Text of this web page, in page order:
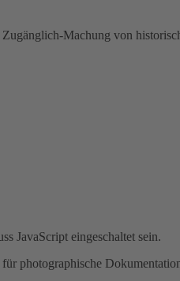
Machung von
JavaScript eingeschaltet sein.
photographische